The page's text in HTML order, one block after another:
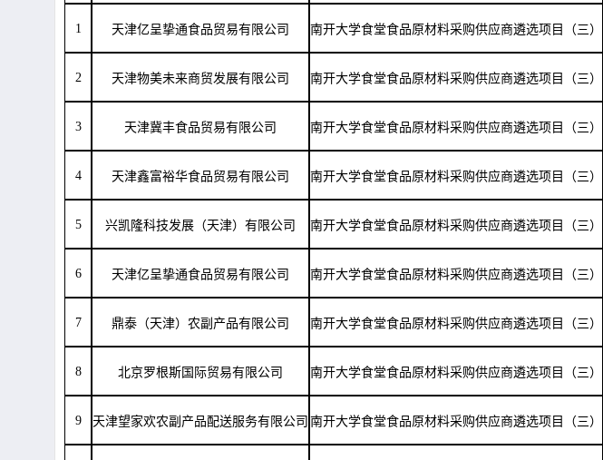
1 天津亿呈挚通食品贸易有限公司 南开大学食堂食品原材料采购供应商遴选项目（三）
2 天津物美未来商贸发展有限公司 南开大学食堂食品原材料采购供应商遴选项目（三）
3 天津冀丰食品贸易有限公司 南开大学食堂食品原材料采购供应商遴选项目（三）
4 天津鑫富裕华食品贸易有限公司 南开大学食堂食品原材料采购供应商遴选项目（三）
5 兴凯隆科技发展（天津）有限公司 南开大学食堂食品原材料采购供应商遴选项目（三）
6 天津亿呈挚通食品贸易有限公司 南开大学食堂食品原材料采购供应商遴选项目（三）
7 鼎泰（天津）农副产品有限公司 南开大学食堂食品原材料采购供应商遴选项目（三）
8 北京罗根斯国际贸易有限公司 南开大学食堂食品原材料采购供应商遴选项目（三）
9 天津望家欢农副产品配送服务有限公司 南开大学食堂食品原材料采购供应商遴选项目（三）